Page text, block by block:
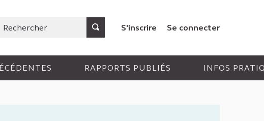
Rechercher S'inscrire Se connecter
RAPPORTS PUBLIÉS INFOS